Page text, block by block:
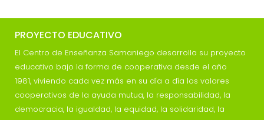
PROYECTO EDUCATIVO
El Centro de Enseñanza Samaniego desarrolla su proyecto
educativo bajo la forma de cooperativa desde el año
1981, viviendo cada vez más en su día a día los valores
cooperativos de la ayuda mutua, la responsabilidad, la
democracia, la igualdad, la equidad, la solidaridad, la